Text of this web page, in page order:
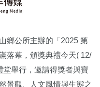
鄉公所主辦的「2025 第
落幕，頒獎典禮今天( 12/
堂舉行，邀請得獎者與寶
景觀、人文風情與生態之